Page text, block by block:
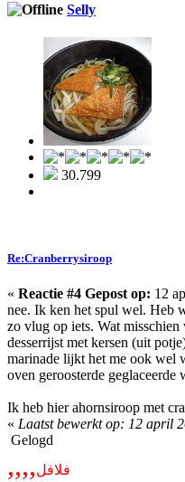
Selly
30.799
Re:Cranberrysiroop
« Reactie #4 Gepost op: 12
nee. Ik ken het spul wel. Heb
zo vlug op iets. Wat misschien
desserrijst met kersen (uit
marinade lijkt het me ook wel
oven geroosterde geglaceerde
Ik heb hier ahornsiroop met
« Laatst bewerkt op: 12 april
Gelogd
,,,,فلافل